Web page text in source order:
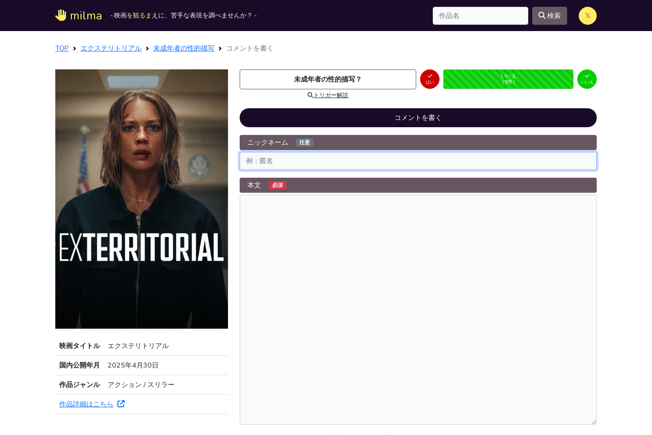
milma - 映画を観るま えに、苦手な表現を調べませんか？ - 検索 𝕏
TOP エクステリトリアル 未成年者の性的描写 コメントを書く
映画タイトル
エクステリトリアル
国内公開年月
2025年4月30日
作品ジャンル
アクション / スリラー
作品詳細はこちら
未成年者の性的描写？
トリガー解説
はい
はい
（0件）
未投票
いいえ
（5件） いいえ
コメントを書く
ニックネーム 任意
本文 必須